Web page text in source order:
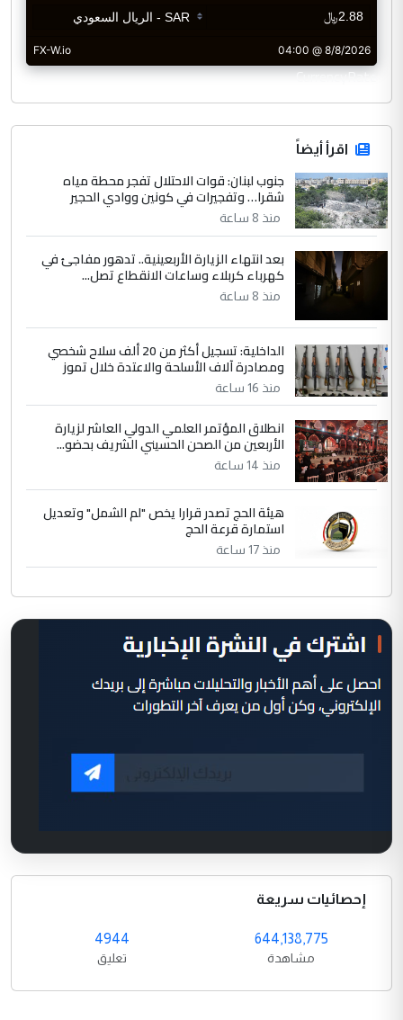
CurrencyRate
اقرأ أيضاً
جنوب لبنان: قوات الاحتلال تفجر محطة مياه
شقرا… وتفجيرات في كونين ووادي الحجير
منذ 8 ساعة
بعد انتهاء الزيارة الأربعينية.. تدهور مفاجئ في
كهرباء كربلاء وساعات الانقطاع تصل...
منذ 8 ساعة
الداخلية: تسجيل أكثر من 20 ألف سلاح شخصي
ومصادرة آلاف الأسلحة والاعتدة خلال تموز
منذ 16 ساعة
انطلاق المؤتمر العلمي الدولي العاشر لزيارة
الأربعين من الصحن الحسيني الشريف بحضو...
منذ 14 ساعة
هيئة الحج تصدر قرارا يخص "لم الشمل" وتعديل
استمارة قرعة الحج
منذ 17 ساعة
إحصائيات سريعة
644,138,775
مشاهدة
4944
تعليق